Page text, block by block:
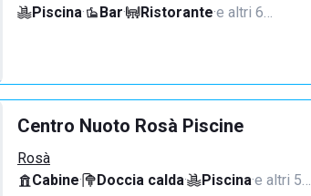
Piscina· Bar· Ristorante·e altri 6…
Centro Nuoto Rosà Piscine
Rosà
Cabine· Doccia calda· Piscina·e altri 5…